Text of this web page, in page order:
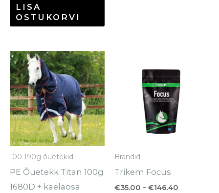
LISA
OSTUKORVI
100-190g õuetekid
PE Õuetekk Titan 100g
1680D + kaelaosa
Sellel
tootel
on
mitu
varianti.
Valikuid
saab
teha
tootelehel.
Brändid
Trikem Focus
€35.00 – €146.40
kuni
€146.40